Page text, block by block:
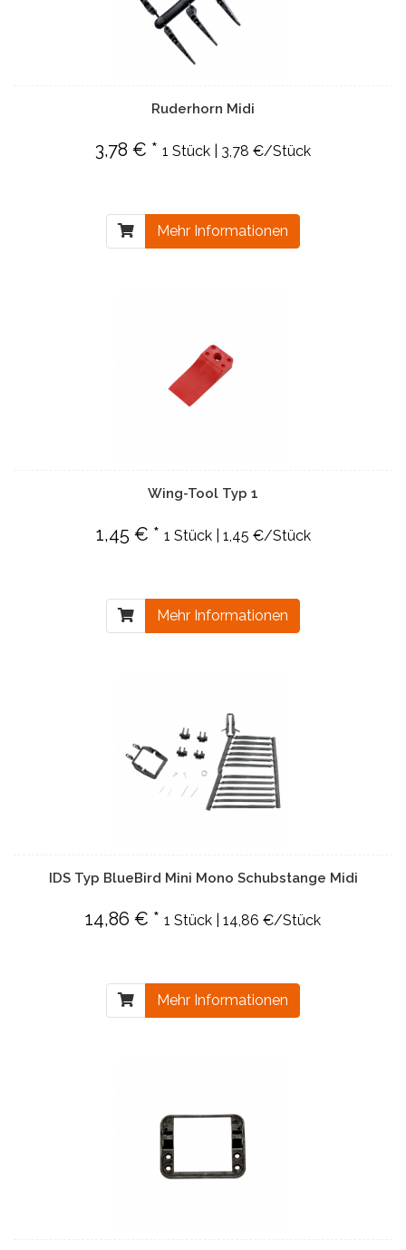
Ruderhorn Midi
3,78 € * 1 Stück | 3,78 €/Stück
Mehr Informationen
Wing-Tool Typ 1
1,45 € * 1 Stück | 1,45 €/Stück
Mehr Informationen
IDS Typ BlueBird Mini Mono Schubstange Midi
14,86 € * 1 Stück | 14,86 €/Stück
Mehr Informationen